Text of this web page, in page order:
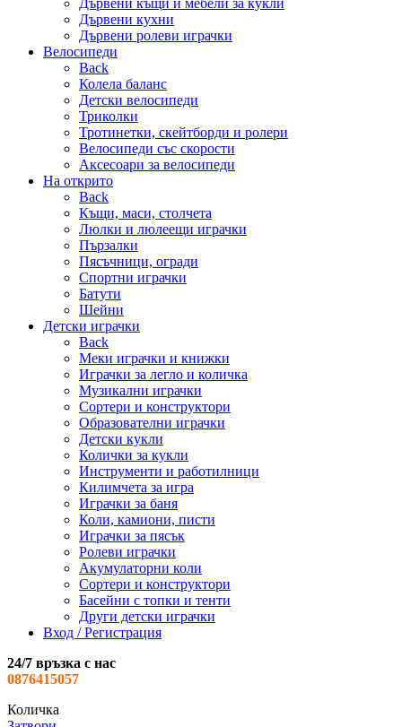
Дървени къщи и мебели за кукли
Дървени кухни
Дървени ролеви играчки
Велосипеди
Back
Колела баланс
Детски велосипеди
Триколки
Тротинетки, скейтборди и ролери
Велосипеди със скорости
Аксесоари за велосипеди
На открито
Back
Къщи, маси, столчета
Люлки и люлеещи играчки
Пързалки
Пясъчници, огради
Спортни играчки
Батути
Шейни
Детски играчки
Back
Меки играчки и книжки
Играчки за легло и количка
Музикални играчки
Сортери и конструктори
Образователни играчки
Детски кукли
Колички за кукли
Инструменти и работилници
Килимчета за игра
Играчки за баня
Коли, камиони, писти
Играчки за пясък
Ролеви играчки
Акумулаторни коли
Сортери и конструктори
Басейни с топки и тенти
Други детски играчки
Вход / Регистрация
24/7 връзка с нас
0876415057
Количка